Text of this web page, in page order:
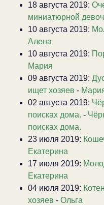
18 августа 2019:
миниатюрной
10 августа 2019:
Алена
10 августа 2019:
Мария
09 августа 2019:
ищет хозяев -
02 августа 2019:
поисках дома. -
поисках дома.
23 июля 2019:
Екатерина
17 июля 2019:
Екатерина
04 июля 2019:
хозяев - Ольга